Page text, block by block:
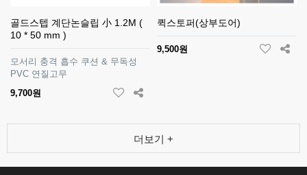
골드스텝 계단논슬립 小 1.2M (
10 * 50 mm )
모서리 충격 흡수 쿠션 & 무독성
PVC 연질고무
9,700원
퀵스토퍼(상부도어)
9,500원
더보기 +